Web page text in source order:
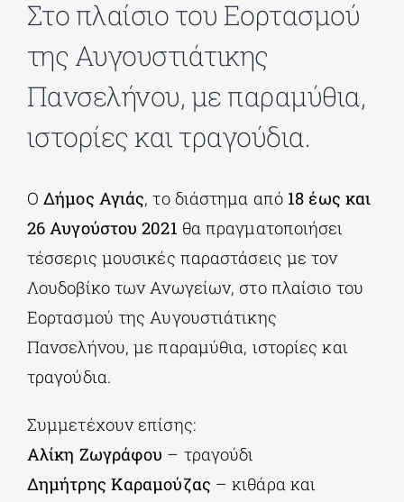
ΔΙΔΑΚΤΟΡΙΚΑ
ΕΚΠΑΙΔΕΥΤΙΚΑ ΙΔΡΥΜΑΤΑ
ΧΩΡΟΙ ΤΕΧΝΗΣ
ΔΗΜΟΙ
ΕΚΔΗΛΩΣΕΙΣ
Στο πλαίσιο του Εορτασμού
της Αυγουστιάτικης
Πανσελήνου, με παραμύθια,
ιστορίες και τραγούδια.
ΟΔήμος Αγιάς, το διάστημα από 18 έως και
26 Αυγούστου 2021 θα πραγματοποιήσει
τέσσερις μουσικές παραστάσεις με τον
Λουδοβίκο των Ανωγείων, στο πλαίσιο του
Εορτασμού της Αυγουστιάτικης
Πανσελήνου, με παραμύθια, ιστορίες και
τραγούδια.
Συμμετέχουν επίσης:
Αλίκη Ζωγράφου – τραγούδι
Δημήτρης Καραμούζας – κιθάρα και